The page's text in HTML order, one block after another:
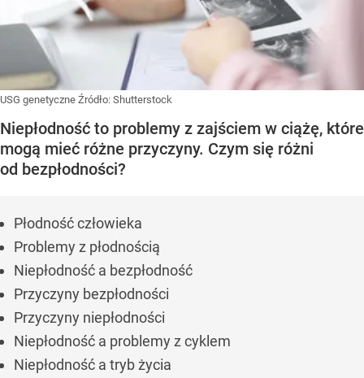
USG genetyczne Źródło: Shutterstock
Niepłodność to problemy z zajściem w ciążę, które
mogą mieć różne przyczyny. Czym się różni
od bezpłodności?
Płodność człowieka
Problemy z płodnością
Niepłodność a bezpłodność
Przyczyny bezpłodności
Przyczyny niepłodności
Niepłodność a problemy z cyklem
Niepłodność a tryb życia